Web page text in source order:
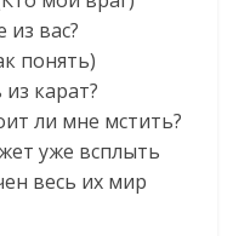
из вас?
понять)
карат?
ли мне мстить?
уже всплыть
весь их мир